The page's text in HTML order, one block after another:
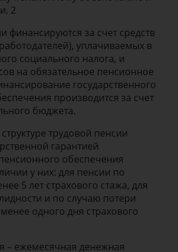
2
финансируются за счет средств
уплачиваемых в
социального налога, и
на обязательное пенсионное
государственного
производится за счет
бюджета.
трудовой пенсии
гарантией
обеспечения
у них: для пенсии по
5 лет страхового стажа, для
и по случаю потери
одного дня страхового
– ежемесячная денежная